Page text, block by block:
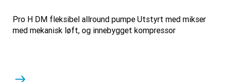
Pro H DM fleksibel allround pumpe Utstyrt med mikser
med mekanisk løft, og innebygget kompressor